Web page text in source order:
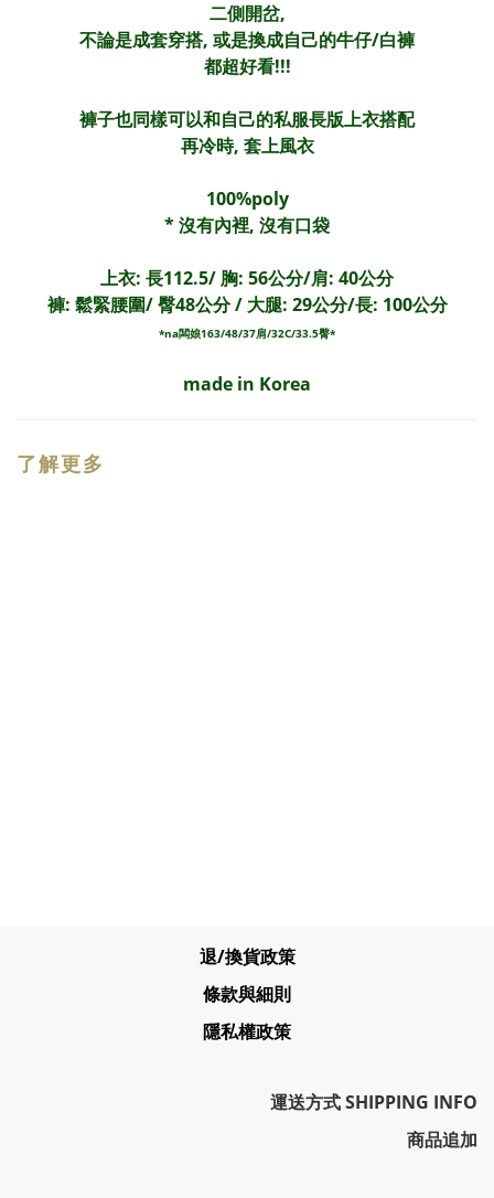
二側開岔,
不論是成套穿搭, 或是換成自己的牛仔/白褲
都超好看!!!
褲子也同樣可以和自己的私服長版上衣搭配
再冷時, 套上風衣
100%poly
* 沒有內裡, 沒有口袋
上衣: 長112.5/ 胸: 56公分/肩: 40公分
褲: 鬆緊腰圍/ 臀48公分 / 大腿: 29公分/長: 100公分
*na闆娘163/48/37肩/32C/33.5臀*
made in Korea
了解更多
退/換貨政策
條款與細則
隱私權政策
運送方式 SHIPPING INFO
商品追加